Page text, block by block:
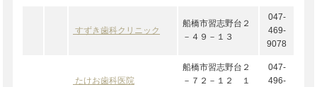
すずき歯科クリニック
船橋市習志野台２
－４９－１３
047-
469-
9078
たけお歯科医院
船橋市習志野台２
－７２－１２ １
047-
496-